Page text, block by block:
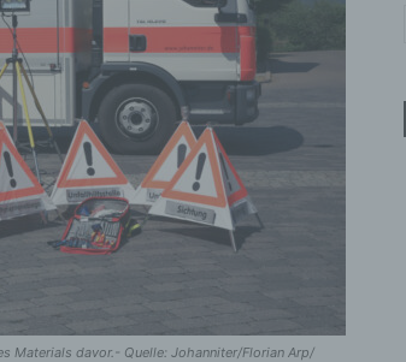
Materials davor.- Quelle: Johanniter/Florian Arp/